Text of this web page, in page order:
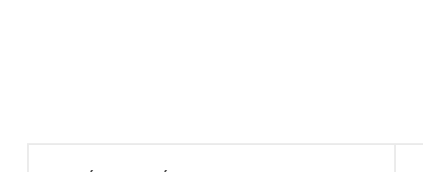
Navegación